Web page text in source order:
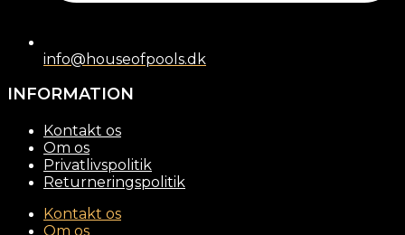
info@houseofpools.dk
INFORMATION
Kontakt os
Om os
Privatlivspolitik
Returneringspolitik
Kontakt os
Om os